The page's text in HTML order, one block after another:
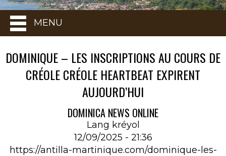
MENU
DOMINIQUE – LES INSCRIPTIONS AU COURS DE
CRÉOLE CRÉOLE HEARTBEAT EXPIRENT
AUJOURD’HUI
DOMINICA NEWS ONLINE
Lang kréyol
12/09/2025 - 21:36
https://antilla-martinique.com/dominique-les-